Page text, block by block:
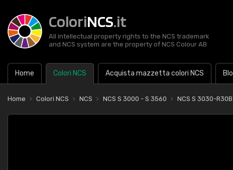
ColoriNCS.it
All intellectual property rights to the NCS trademark
and NCS system are the property of NCS Colour AB
Home Colori NCS Acquista mazzetta colori NCS
Home Colori NCS NCS NCS S 3000 - S 3560 NCS S 3030-R30B